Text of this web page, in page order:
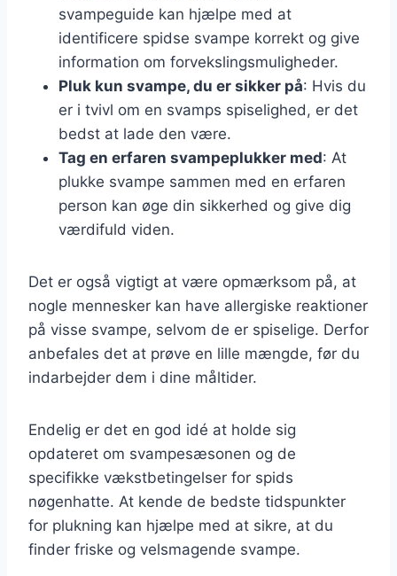
svampeguide kan hjælpe med at
identificere spidse svampe korrekt og give
information om forvekslingsmuligheder.
Pluk kun svampe, du er sikker på: Hvis du
er i tvivl om en svamps spiselighed, er det
bedst at lade den være.
Tag en erfaren svampeplukker med: At
plukke svampe sammen med en erfaren
person kan øge din sikkerhed og give dig
værdifuld viden.
Det er også vigtigt at være opmærksom på, at
nogle mennesker kan have allergiske reaktioner
på visse svampe, selvom de er spiselige. Derfor
anbefales det at prøve en lille mængde, før du
indarbejder dem i dine måltider.
Endelig er det en god idé at holde sig
opdateret om svampesæsonen og de
specifikke vækstbetingelser for spids
nøgenhatte. At kende de bedste tidspunkter
for plukning kan hjælpe med at sikre, at du
finder friske og velsmagende svampe.